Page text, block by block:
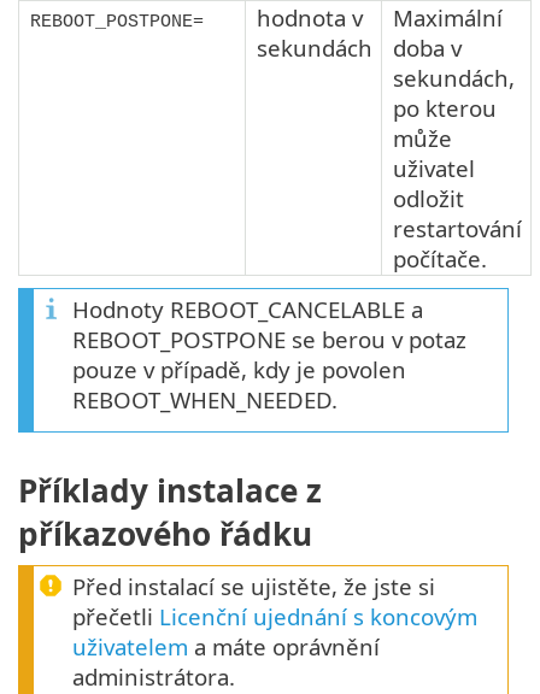
REBOOT_POSTPONE=
hodnota v
sekundách
Maximální
doba v
sekundách,
po kterou
může
uživatel
odložit
restartování
počítače.
Hodnoty REBOOT_CANCELABLE a
REBOOT_POSTPONE se berou v potaz
pouze v případě, kdy je povolen
REBOOT_WHEN_NEEDED.
Příklady instalace z
příkazového řádku
Před instalací se ujistěte, že jste si
přečetli Licenční ujednání s koncovým
uživatelem a máte oprávnění
administrátora.